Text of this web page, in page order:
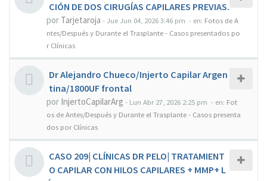
CIÓN DE DOS CIRUGÍAS CAPILARES PREVIAS.
por Tarjetaroja -Jue Jun 04, 2026 3:46 pm - en: Fotos de A
ntes/Después y Durante el Trasplante - Casos presentados po
r Clínicas
Dr Alejandro Chueco/Injerto Capilar Argen
tina/1800UF frontal
por InjertoCapilarArg - Lun Abr 27, 2026 2:25 pm - en: Fot
os de Antes/Después y Durante el Trasplante - Casos presenta
dos por Clínicas
CASO 209| CLÍNICAS DR PELO| TRATAMIENT
O CAPILAR CON HILOS CAPILARES + MMP+ L